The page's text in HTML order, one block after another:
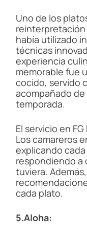
Uno de los
reinterpretación
había utilizado
técnicas
experiencia
memorable fue
cocido, servido
acompañado
temporada.
El servicio en
Los camareros
explicando
respondiendo a
tuviera.
cada plato.
5.Aloha: